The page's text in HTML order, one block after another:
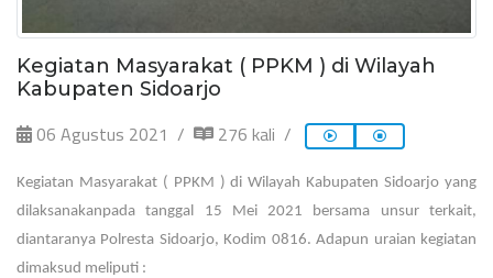
Kegiatan Masyarakat ( PPKM ) di Wilayah
Kabupaten Sidoarjo
06 Agustus 2021 276 kali
Kegiatan Masyarakat ( PPKM ) di Wilayah Kabupaten Sidoarjo yang
dilaksanakanpada tanggal 15 Mei 2021 bersama unsur terkait,
diantaranya Polresta Sidoarjo, Kodim 0816. Adapun uraian kegiatan
dimaksud meliputi :